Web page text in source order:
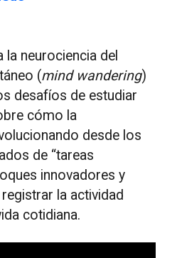
la neurociencia del
(mind wandering)
desafíos de estudiar
cómo la
desde los
de “tareas
innovadores y
la actividad
cotidiana.